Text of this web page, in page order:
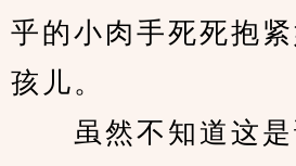
乎的小肉手死死抱
孩儿。
虽然不知道这是